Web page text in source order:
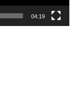
04:19